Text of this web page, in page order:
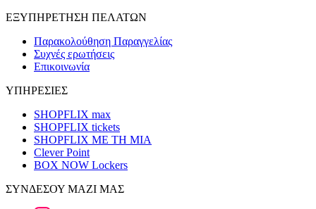
ΕΞΥΠΗΡΕΤΗΣΗ ΠΕΛΑΤΩΝ
Παρακολούθηση Παραγγελίας
Συχνές ερωτήσεις
Επικοινωνία
ΥΠΗΡΕΣΙΕΣ
SHOPFLIX max
SHOPFLIX tickets
SHOPFLIX ΜΕ ΤΗ ΜΙΑ
Clever Point
BOX NOW Lockers
ΣΥΝΔΕΣΟΥ ΜΑΖΙ ΜΑΣ